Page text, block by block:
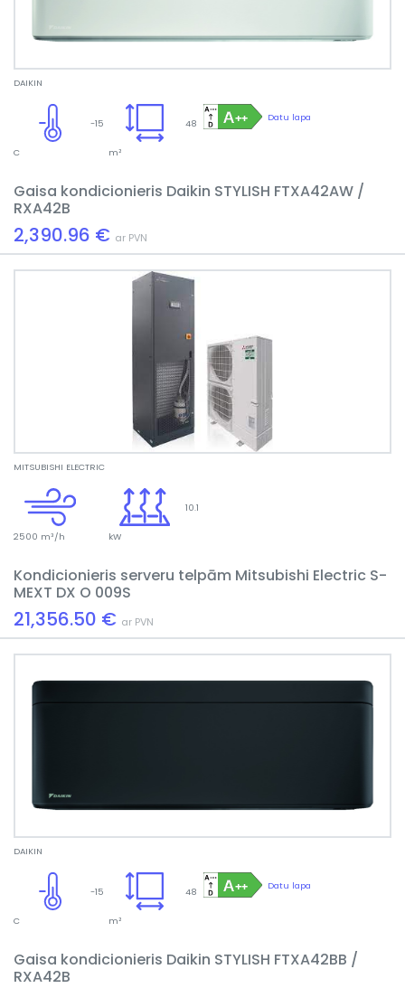
DAIKIN
Datu lapa
48
m²
-15
C
Gaisa kondicionieris Daikin STYLISH FTXA42AW /
RXA42B
2,390.96 € ar PVN
MITSUBISHI ELECTRIC
10.1
kW
2500 m³/h
Kondicionieris serveru telpām Mitsubishi Electric S-
MEXT DX O 009S
21,356.50 € ar PVN
DAIKIN
Datu lapa
48
m²
-15
C
Gaisa kondicionieris Daikin STYLISH FTXA42BB /
RXA42B